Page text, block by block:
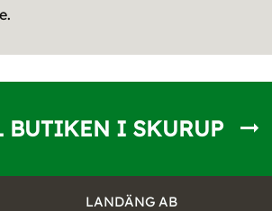
BUTIKEN I SKURUP
LANDÄNG AB